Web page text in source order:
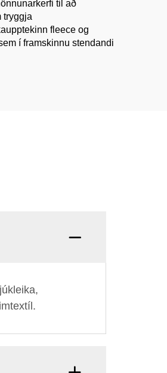
til að
tryggja
fleece og
í framskinnu stendandi